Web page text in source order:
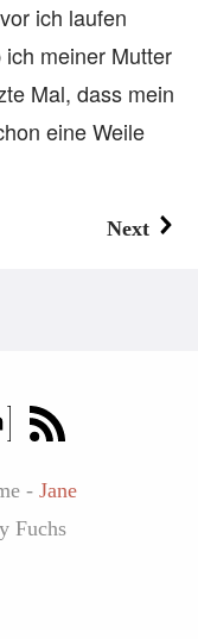
ich laufen
meiner Mutter
Mal, dass mein
eine Weile
Next
- Jane
Fuchs